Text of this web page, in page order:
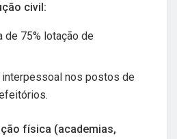
civil:
de 75% lotação de
interpessoal nos postos de
física (academias,